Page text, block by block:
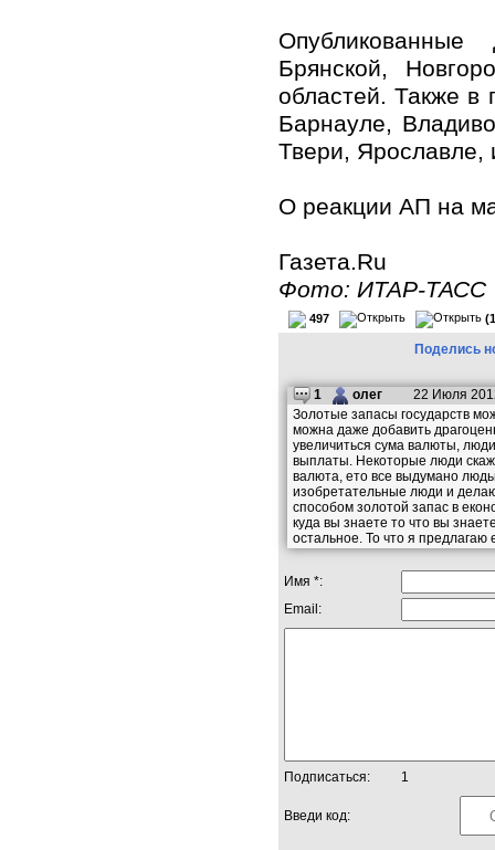
Опубликованные
Брянской,
областей. Также в
Барнауле,
Твери, Ярославле,
О реакции АП на
Газета.Ru
Фото: ИТАР-ТАСС
497
Поделись
1 олег
22 Июля
Золотые запасы государств
можна даже добавить
увеличиться сума валюты,
выплаты. Некоторые люди
валюта, ето все выдумано
изобретательные люди и
способом золотой запас в
куда вы знаете то что вы
остальное. То что я
Имя *:
Email:
Подписаться: 1
Введи код: